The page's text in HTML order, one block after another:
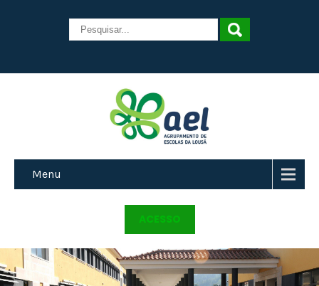
Menu
ACESSO